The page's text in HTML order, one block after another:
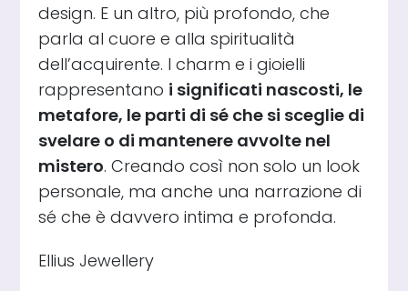
design. E un altro, più profondo, che
parla al cuore e alla spiritualità
dell’acquirente. I charm e i gioielli
rappresentano i significati nascosti, le
metafore, le parti di sé che si sceglie di
svelare o di mantenere avvolte nel
mistero. Creando così non solo un look
personale, ma anche una narrazione di
sé che è davvero intima e profonda.
Ellius Jewellery